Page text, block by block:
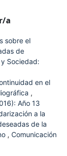
a
sobre el
de
Sociedad:
en el
,
Año 13
a la
de la
, Comunicación